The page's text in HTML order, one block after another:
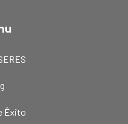
Êxito